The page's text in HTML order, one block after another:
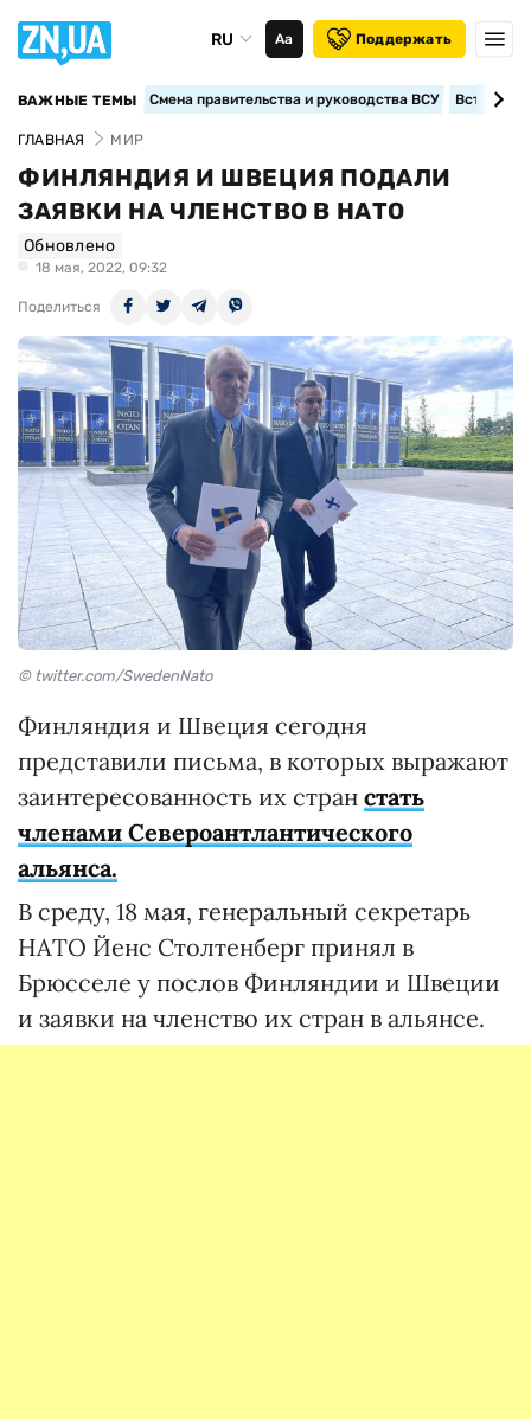
RU Аа Поддержать
ВАЖНЫЕ ТЕМЫ Смена правительства и руководства ВСУ
ГЛАВНАЯ МИР
ФИНЛЯНДИЯ И ШВЕЦИЯ ПОДАЛИ
ЗАЯВКИ НА ЧЛЕНСТВО В НАТО
Обновлено
18 мая, 2022, 09:32
Поделиться
© twitter.com/SwedenNato
Финляндия и Швеция сегодня
представили письма, в которых выражают
заинтересованность их стран стать
членами Североантлантического
альянса.
В среду, 18 мая, генеральный секретарь
НАТО Йенс Столтенберг принял в
Брюсселе у послов Финляндии и Швеции
и заявки на членство их стран в альянсе.